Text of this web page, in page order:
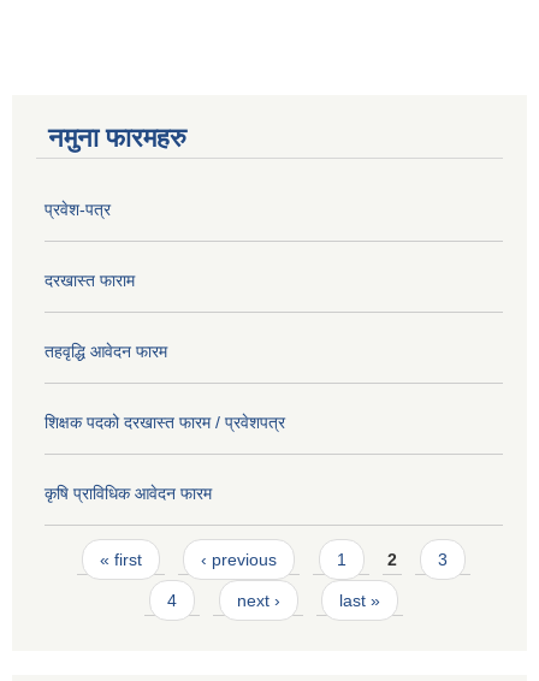
नमुना फारमहरु
प्रवेश-पत्र
दरखास्त फाराम
तहवृद्धि आवेदन फारम
शिक्षक पदको दरखास्त फारम / प्रवेशपत्र
कृषि प्राविधिक आवेदन फारम
Pages
« first ‹ previous 1 2 3
4 next › last »